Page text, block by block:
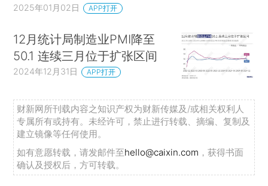
2025年01月02日 APP打开
12月统计局制造业PMI降至
50.1 连续三月位于扩张区间
2024年12月31日 APP打开
财新网所刊载内容之知识产权为财新传媒及/或相关权利人
专属所有或持有。未经许可，禁止进行转载、摘编、复制及
建立镜像等任何使用。
如有意愿转载，请发邮件至hello@caixin.com ，获得书面
确认及授权后，方可转载。